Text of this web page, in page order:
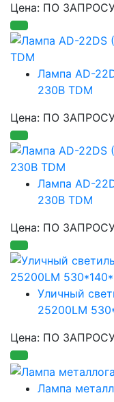
Цена: ПО
Лампа AD-
230В TDM
Цена: ПО
Лампа AD-
230В TDM
Цена: ПО
Уличный
25200LM
Цена: ПО
Лампа